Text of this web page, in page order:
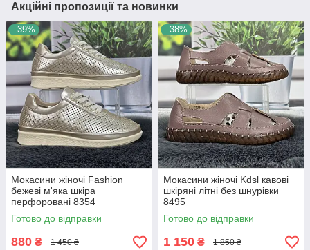
Акційні пропозиції та новинки
–39%
Мокасини жіночі Fashion
бежеві м'яка шкіра
перфоровані 8354
Готово до відправки
880 ₴ 1 450 ₴
–38%
Мокасини жіночі Kdsl кавові
шкіряні літні без шнурівки
8495
Готово до відправки
1 150 ₴ 1 850 ₴